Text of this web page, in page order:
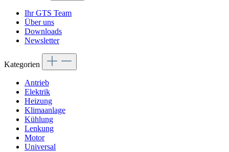
Ihr GTS Team
Über uns
Downloads
Newsletter
Kategorien
Antrieb
Elektrik
Heizung
Klimaanlage
Kühlung
Lenkung
Motor
Universal